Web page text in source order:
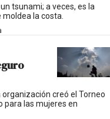
tsunami; a veces, es la
la costa.
organización creó el Torneo
para las mujeres en